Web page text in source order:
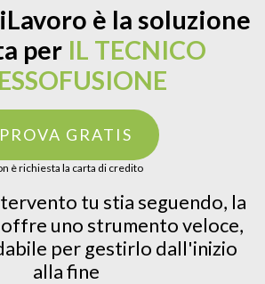
è la soluzione
per IL TECNICO
PROVA GRATIS
è richiesta la carta di credito
tu stia seguendo, la
uno strumento veloce,
per gestirlo dall'inizio
alla fine